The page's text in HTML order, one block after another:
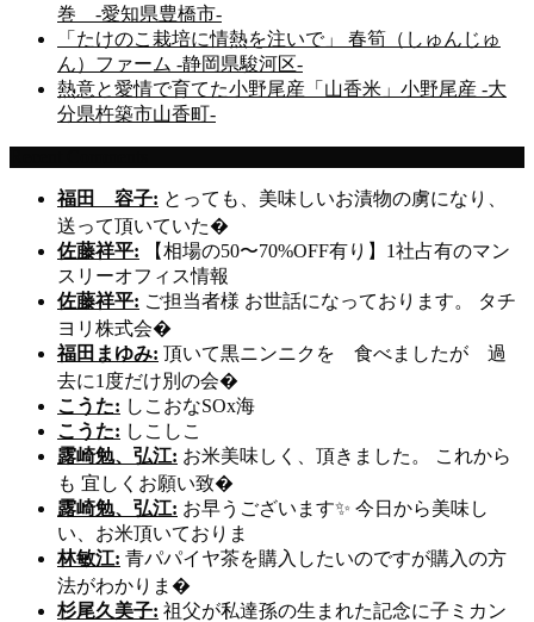
巻 -愛知県豊橋市-
「たけのこ栽培に情熱を注いで」 春筍（しゅんじゅ
ん）ファーム -静岡県駿河区-
熱意と愛情で育てた小野尾産「山香米」小野尾産 -大
分県杵築市山香町-
福田 容子: とっても、美味しいお漬物の虜になり、
送って頂いていた�
佐藤祥平: 【相場の50〜70%OFF有り】1社占有のマン
スリーオフィス情報
佐藤祥平: ご担当者様 お世話になっております。 タチ
ヨリ株式会�
福田まゆみ: 頂いて黒ニンニクを 食べましたが 過
去に1度だけ別の会�
こうた: しこおなSOx海
こうた: しこしこ
露崎勉、弘江: お米美味しく、頂きました。 これから
も 宜しくお願い致�
露崎勉、弘江: お早うございます✨ 今日から美味し
い、お米頂いておりま
林敏江: 青パパイヤ茶を購入したいのですが購入の方
法がわかりま�
杉尾久美子: 祖父が私達孫の生まれた記念に子ミカン